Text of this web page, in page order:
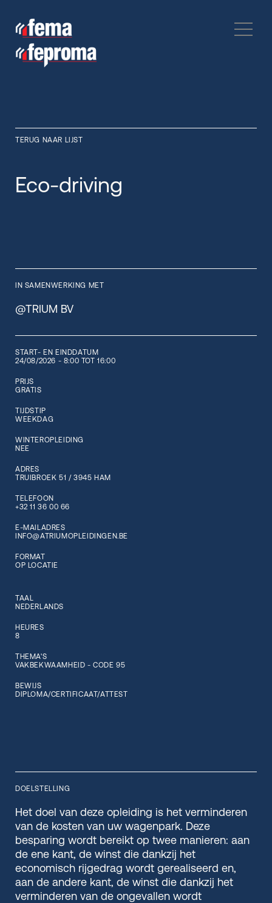
TERUG NAAR LIJST
Eco-driving
IN SAMENWERKING MET
@TRIUM BV
START- EN EINDDATUM
24/08/2026 - 8:00 TOT 16:00
PRIJS
GRATIS
TIJDSTIP
WEEKDAG
WINTEROPLEIDING
NEE
ADRES
TRUIBROEK 51 / 3945 HAM
TELEFOON
+32 11 36 00 66
E-MAILADRES
INFO@ATRIUMOPLEIDINGEN.BE
FORMAT
OP LOCATIE
TAAL
NEDERLANDS
HEURES
8
THEMA'S
VAKBEKWAAMHEID - CODE 95
BEWIJS
DIPLOMA/CERTIFICAAT/ATTEST
DOELSTELLING
Het doel van deze opleiding is het verminderen
van de kosten van uw wagenpark. Deze
besparing wordt bereikt op twee manieren: aan
de ene kant, de winst die dankzij het
economisch rijgedrag wordt gerealiseerd en,
aan de andere kant, de winst die dankzij het
verminderen van de ongevallen wordt